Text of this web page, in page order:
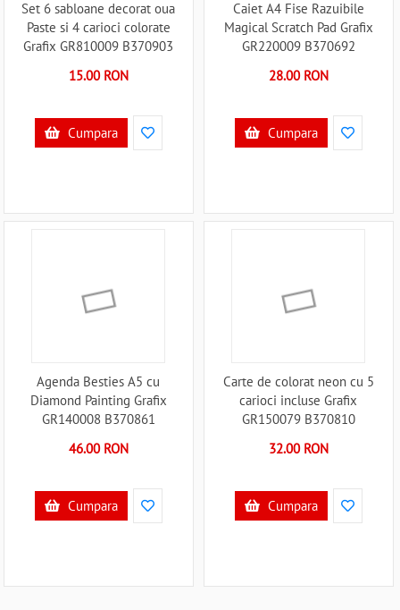
Set 6 sabloane decorat oua
Paste si 4 carioci colorate
Grafix GR810009 B370903
15.00 RON
Cumpara
Caiet A4 Fise Razuibile
Magical Scratch Pad Grafix
GR220009 B370692
28.00 RON
Cumpara
Agenda Besties A5 cu
Diamond Painting Grafix
GR140008 B370861
46.00 RON
Cumpara
Carte de colorat neon cu 5
carioci incluse Grafix
GR150079 B370810
32.00 RON
Cumpara